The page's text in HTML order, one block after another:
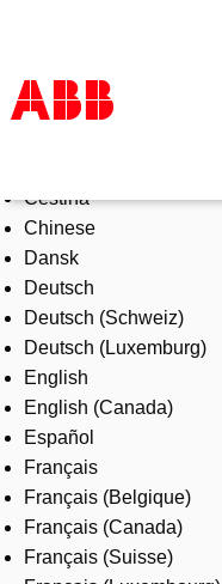
Products & Solutions
Industries
Services
About us
Where to buy
Contact us
Careers
Čeština
Chinese
Dansk
Deutsch
Deutsch (Schweiz)
Deutsch (Luxemburg)
English
English (Canada)
Español
Français
Français (Belgique)
Français (Canada)
Français (Suisse)